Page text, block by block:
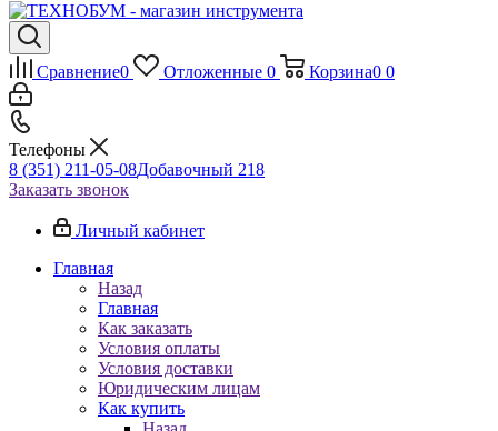
Сравнение0 Отложенные 0 Корзина0 0
Телефоны
8 (351) 211-05-08Добавочный 218
Заказать звонок
Личный кабинет
Главная
Назад
Главная
Как заказать
Условия оплаты
Условия доставки
Юридическим лицам
Как купить